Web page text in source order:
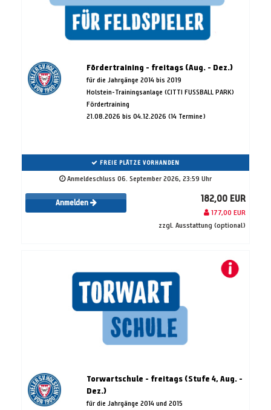
Fördertraining - freitags (Aug. - Dez.)
für die Jahrgänge 2014 bis 2019
Holstein-Trainingsanlage (CITTI FUSSBALL PARK)
Fördertraining
21.08.2026 bis 04.12.2026 (14 Termine)
FREIE PLÄTZE VORHANDEN
Anmeldeschluss 06. September 2026, 23:59 Uhr
Anmelden 182,00 EUR
177,00 EUR
zzgl. Ausstattung (optional)
Torwartschule - freitags (Stufe 4, Aug. -
Dez.)
für die Jahrgänge 2014 und 2015